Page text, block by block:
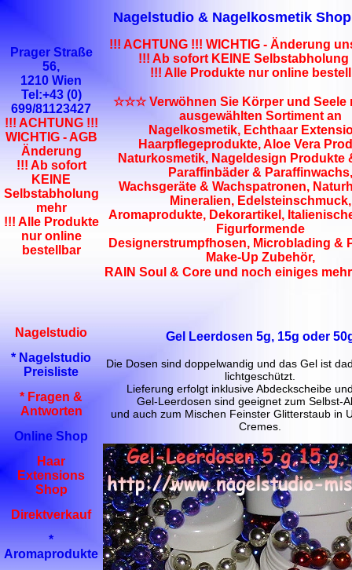
Prager Straße
56,
1210 Wien
Tel:+43 (0)
699/81123427
!!! ACHTUNG !!!
WICHTIG - AGB
Änderung
!!! Ab sofort
KEINE
Selbstabholung
mehr
!!! Alle Produkte
nur online
bestellbar
Nagelstudio & Nagelkosmetik
!!! ACHTUNG !!! WICHTIG - Änderung
!!! Ab sofort KEINE Selbstabholung
!!! Alle Produkte nur online
☆☆☆ Verwöhnen Sie Körper und Seele
ausgewählten Sortiment an
Nagelkosmetik, Echthaar
Haarpflegeprodukte, Aloe Vera
Naturkosmetik, Nageldesign Produkte
Paraffinbäder & Paraffinwachs,
Wachsgeräte & Wachspatronen,
Mineralien, Edelsteinschmuck,
Aromaprodukte, Dekorartikel,
Figurformende
Designerstrumpfhosen, Microblading &
Make-Up Zubehör,
RAIN Soul & Core und noch einiges
Nagelstudio
* Nagelstudio
Preisliste
* Fragen &
Antworten
Online Shop
Haar
Extensions
Shop
Direktverkauf
*
Aromaprodukte
Gel Leerdosen 5g, 15g oder
Die Dosen sind doppelwandig und das Gel ist
lichtgeschützt.
Lieferung erfolgt inklusive Abdeckscheibe
Gel-Leerdosen sind geeignet zum Selbst-
und auch zum Mischen Feinster Glitterstaub in
Cremes.